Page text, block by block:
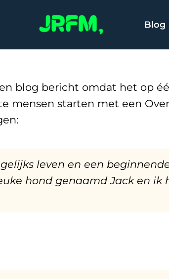
Blog
blog bericht omdat het op
mensen starten met een
leven en een
hond genaamd Jack en ik